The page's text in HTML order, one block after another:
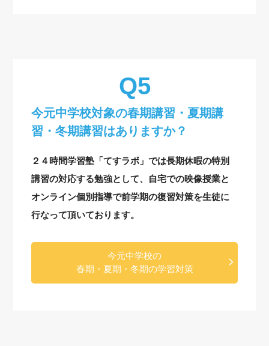
今元中学校対象の春期講習・夏期講
習・冬期講習はありますか？
２４時間学習塾「てすラボ」では長期休暇の特別
講習の対応する勉強として、自宅での映像授業と
オンライン個別指導で前学期の復習対策を生徒に
行なって頂いております。
今元中学校の
春期・夏期・冬期の学習対策